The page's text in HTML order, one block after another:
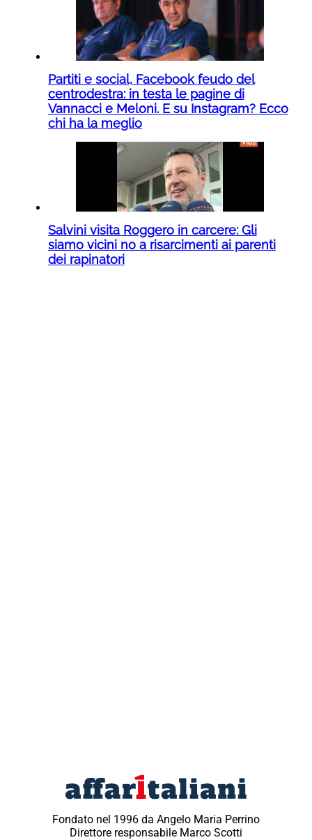
Partiti e social, Facebook feudo del
centrodestra: in testa le pagine di
Vannacci e Meloni. E su Instagram? Ecco
chi ha la meglio
Salvini visita Roggero in carcere: Gli
siamo vicini no a risarcimenti ai parenti
dei rapinatori
Fondato nel 1996 da Angelo Maria Perrino
Direttore responsabile Marco Scotti